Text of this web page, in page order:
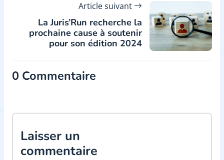
Article suivant
La Juris’Run recherche la
prochaine cause à soutenir
pour son édition 2024
0 Commentaire
Laisser un
commentaire